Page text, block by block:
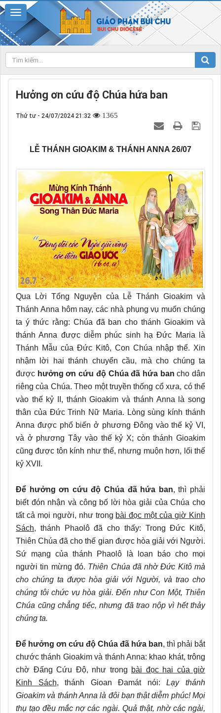
Hưởng ơn cứu độ Chúa hứa ban
Thứ tư - 24/07/2024 21:32 1365
LỄ THÁNH GIOAKIM & THÁNH ANNA 26/07
Qua Lời Tổng Nguyện của Lễ Thánh Gioakim và
Thánh Anna hôm nay, các nhà phụng vụ muốn chúng
ta ý thức rằng: Chúa đã ban cho thánh Gioakim và
thánh Anna được diễm phúc sinh hạ Đức Maria là
Thánh Mẫu của Đức Kitô, Con Chúa nhập thể. Xin
nhậm lời hai thánh chuyển cầu, mà cho chúng ta
được hưởng ơn cứu độ Chúa đã hứa ban cho dân
riêng của Chúa. Theo một truyền thống cổ xưa, có thể
vào thế kỷ II, thánh Gioakim và thánh Anna là song
thân của Đức Trinh Nữ Maria. Lòng sùng kính thánh
Anna được phổ biến ở phương Đông vào thế kỷ VI,
và ở phương Tây vào thế kỷ X; còn thánh Gioakim
cũng được tôn kính như thế, nhưng muộn hơn, lối thế
kỷ XVII.
Để hưởng ơn cứu độ Chúa đã hứa ban, thì phải
biết đón nhận và công bố lời hòa giải của Chúa cho
tất cả mọi người, như trong bài đọc một của giờ Kinh
Sách, thánh Phaolô đã cho thấy: Trong Đức Kitô,
Thiên Chúa đã cho thế gian được hòa giải với Người.
Sứ mạng của thánh Phaolô là loan báo cho mọi
người tin mừng đó. Thiên Chúa đã nhờ Đức Kitô mà
cho chúng ta được hòa giải với Người, và trao cho
chúng tôi chức vụ hòa giải. Đến như Con Một, Thiên
Chúa cũng chẳng tiếc, nhưng đã trao nộp vì hết thảy
chúng ta.
Để hưởng ơn cứu độ Chúa đã hứa ban, thì phải bắt
chước thánh Gioakim và thánh Anna: khao khát, trông
chờ Đấng Cứu Độ, như trong bài đọc hai của giờ
Kinh Sách, thánh Gioan Đamát nói:Lạy thánh
Gioakim và thánh Anna là đôi bạn thật diễm phúc! Mọi
thụ tạo đều mắc nợ các ngài. Quả thật, nhờ các ngài,